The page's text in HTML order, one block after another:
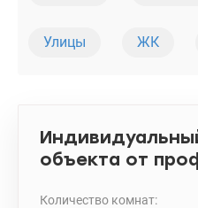
Улицы ЖК
объекта от
Количество комнат: